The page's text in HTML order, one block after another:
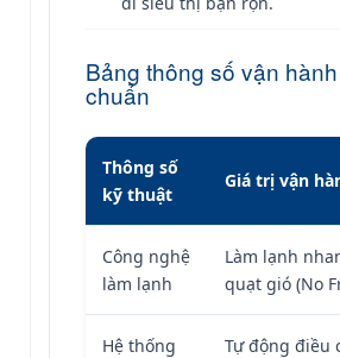
Bảng thông số vận
chuẩn
Thông số
kỹ thuật
Giá trị vận
Công nghệ
làm lạnh
Làm lạnh
quạt gió (No
Hệ thống
Tự động điều